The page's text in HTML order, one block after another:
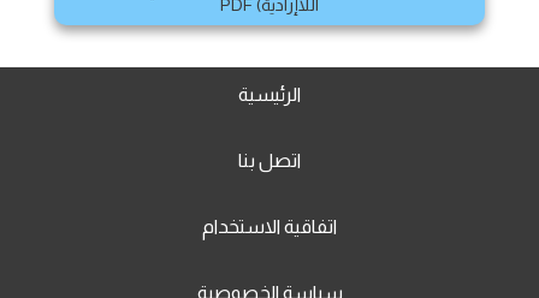
اللاإرادية) PDF
الرئيسية
اتصل بنا
اتفاقية الاستخدام
سياسة الخصوصية